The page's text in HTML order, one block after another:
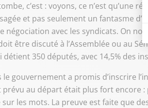
c’est : voyons, ce n’est qu’une
et pas seulement un fantasme
négociation avec les syndicats. On
être discuté à l’Assemblée ou au
détient 350 députés, avec 14,5% des
le gouvernement a promis d’inscrire
prévu au départ était plus fort encore :
sur les mots. La preuve est faite que